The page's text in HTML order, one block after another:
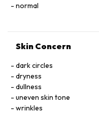
normal
Skin Concern
dark circles
dryness
dullness
uneven skin tone
wrinkles